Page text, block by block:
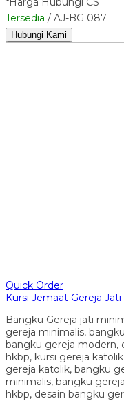
Tersedia / AJ-BG 087
Hubungi Kami
Quick Order
Kursi Jemaat Gereja
Bangku Gereja jati
gereja minimalis,
bangku gereja modern,
hkbp, kursi gereja
gereja katolik, bangku
minimalis, bangku
hkbp, desain bangku